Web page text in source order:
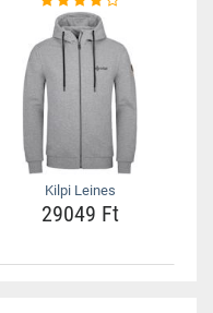
Kilpi Leines
29049 Ft